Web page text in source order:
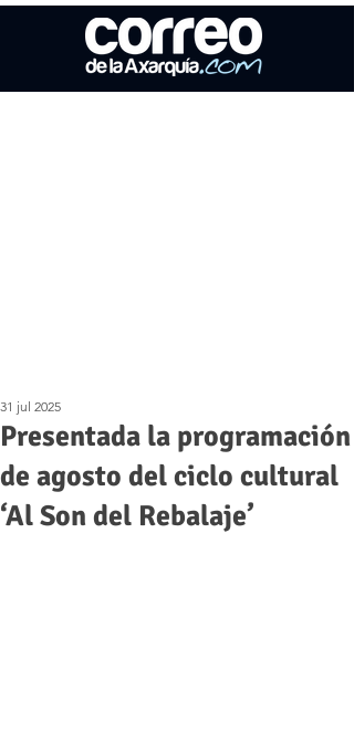
Presentada la programación
de agosto del ciclo cultural
‘Al Son del Rebalaje’
31 jul 2025